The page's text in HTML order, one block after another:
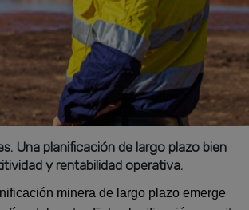
Una planificación de largo plazo bien
y rentabilidad operativa.
minera de largo plazo emerge